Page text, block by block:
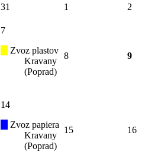
31 1 2
7
Zvoz plastov
Kravany
(Poprad)
8 9
14
Zvoz papiera
Kravany
(Poprad)
15 16